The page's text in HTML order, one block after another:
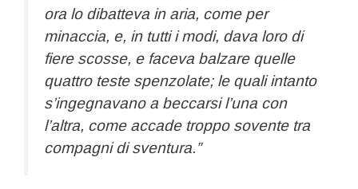
ora lo dibatteva in aria, come per
minaccia, e, in tutti i modi, dava loro di
fiere scosse, e faceva balzare quelle
quattro teste spenzolate; le quali intanto
s’ingegnavano a beccarsi l’una con
l’altra, come accade troppo sovente tra
compagni di sventura.”